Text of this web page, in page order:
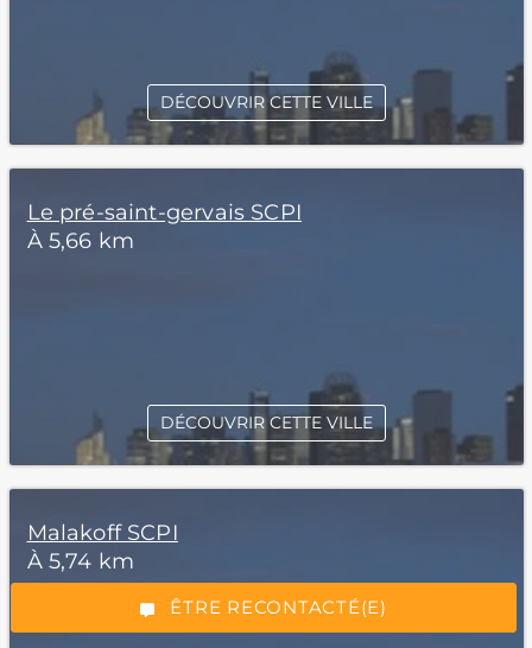
*Champs obligatoires
“Excellent”, 165 avis
ÊTRE RECONTACTÉ(E)
DÉCOUVRIR CETTE VILLE
Le pré-saint-gervais SCPI
À 5,66 km
DÉCOUVRIR CETTE VILLE
Malakoff SCPI
À 5,74 km